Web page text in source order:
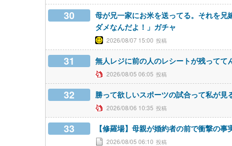
30
母が兄一家にお米を送ってる。それを
ダメなんだよ！」ガチャ
2026/08/07 15:00
31 無人レジに前の人のレシートが残って
2026/08/05 06:05
32 勝って欲しいスポーツの試合って私が
2026/08/06 10:35
33 【修羅場】母親が婚約者の前で衝撃の
2026/08/05 06:10